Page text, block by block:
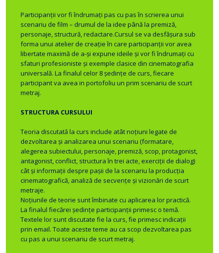
Participanţii vor fi îndrumaţi pas cu pas în scrierea unui
scenariu de film – drumul de la idee până la premiză,
personaje, structură, redactare.Cursul se va desfăşura sub
forma unui atelier de creaţie în care participanţii vor avea
libertate maximă de a-şi expune ideile şi vor fi îndrumaţi cu
sfaturi profesioniste şi exemple clasice din cinematografia
universală. La finalul celor 8 şedinţe de curs, fiecare
participant va avea in portofoliu un prim scenariu de scurt
metraj.
STRUCTURA CURSULUI
Teoria discutată la curs include atât noțiuni legate de
dezvoltarea și analizarea unui scenariu (formatare,
alegerea subiectului, personaje, premiză, scop, protagonist,
antagonist, conflict, structura în trei acte, exerciții de dialog)
cât și informații despre pașii de la scenariu la producția
cinematografică, analiză de secvențe și vizionări de scurt
metraje.
Noțiunile de teorie sunt îmbinate cu aplicarea lor practică.
La finalul fiecărei ședințe participanții primesc o temă.
Textele lor sunt discutate fie la curs, fie primesc indicații
prin email. Toate aceste teme au ca scop dezvoltarea pas
cu pas a unui scenariu de scurt metraj.